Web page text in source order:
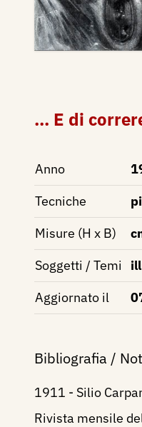
... E di
Anno
Tecniche
Misure (H x B)
Soggetti / Temi
Aggiornato il
Bibliografia /
1911 - Silio
Rivista mensile